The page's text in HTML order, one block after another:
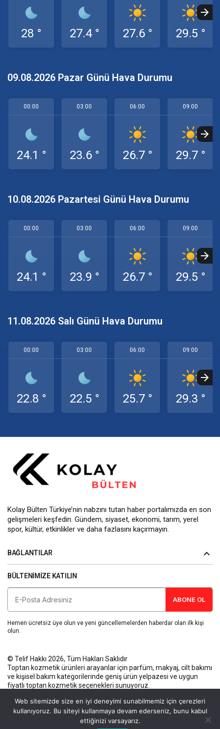
28 ° 27.4 ° 27.6 ° 29.5 °
09.08.2026 Pazar Günü Hava Durumu
00:00
24.1 °
03:00
23.6 °
06:00
26.7 °
09:00
29.7 °
10.08.2026 Pazartesi Günü Hava Durumu
00:00
24.1 °
03:00
23.9 °
06:00
26.7 °
09:00
29.5 °
11.08.2026 Salı Günü Hava Durumu
00:00
22.8 °
03:00
22.5 °
06:00
25.7 °
09:00
29.3 °
Kolay Bülten Türkiye’nin nabzını tutan haber portalımızda en son
gelişmeleri keşfedin. Gündem, siyaset, ekonomi, tarım, yerel
spor, kültür, etkinlikler ve daha fazlasını kaçırmayın.
BAĞLANTILAR
BÜLTENIMIZE KATILIN
ABONE OL
Hemen ücretsiz üye olun ve yeni güncellemelerden haberdar olan ilk kişi
olun.
© Telif Hakkı 2026, Tüm Hakları Saklıdır
Toptan kozmetik ürünleri arayanlar için parfüm, makyaj, cilt bakımı
ve kişisel bakım kategorilerinde geniş ürün yelpazesi ve uygun
fiyatlı toptan kozmetik seçenekleri sunuyoruz.
Web sitemizde size en iyi deneyimi sunabilmemiz için çerezleri
kullanıyoruz. Bu siteyi kullanmaya devam ederseniz, bunu kabul
ettiğinizi varsayarız.